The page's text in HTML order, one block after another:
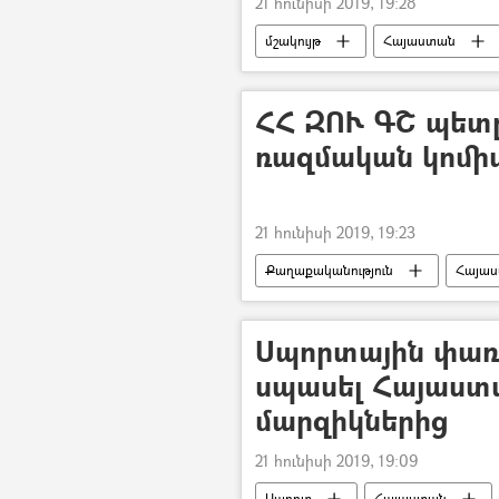
մշակույթ Հայաստան
ՀՀ ԶՈՒ ԳՇ
ռազմական
21 հունիսի 2019, 19:23
Քաղաքականություն
Հավաքական անվտանգության
ՀՀ պաշտպանության
Սպորտային
սպասել
մարզիկներից
21 հունիսի 2019, 19:09